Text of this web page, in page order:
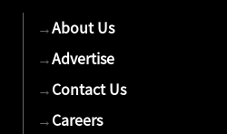
→About Us
→Advertise
→Contact Us
→Careers